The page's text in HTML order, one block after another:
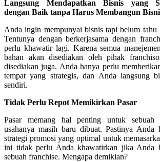
Langsung Mendapatkan Bisnis yang
dengan Baik tanpa Harus Membangun
Anda ingin mempunyai bisnis tapi belum tahu
Tentunya dengan berkerjasama dengan
perlu khawatir lagi. Karena semua
bahan akan disediakan oleh pihak
disediakan juga. Anda hanya perlu
tempat yang strategis, dan Anda langsung
sendiri.
Tidak Perlu Repot Memikirkan Pasar
Pasar memang hal penting untuk sebuah
usahanya masih baru dibuat. Pastinya Anda
strategi promosi yang optimal untuk
ini tidak perlu Anda khawatirkan jika Anda
sebuah franchise. Mengapa demikian?